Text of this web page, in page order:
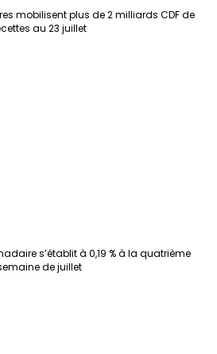
mobilisent plus de 2 milliards CDF de
au 23 juillet
s’établit à 0,19 % à la quatrième
de juillet